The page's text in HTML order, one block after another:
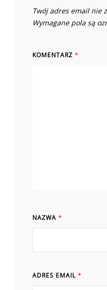
Twój adres email nie
Wymagane pola są
KOMENTARZ *
NAZWA *
ADRES EMAIL *